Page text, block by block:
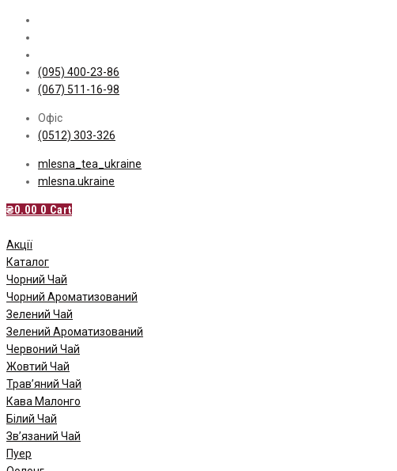
Skip
content
(095) 400-23-86
(067) 511-16-98
Офіс
(0512) 303-326
mlesna_tea_ukraine
mlesna.ukraine
₴0.00 0 Cart
Акції
Каталог
Чорний Чай
Чорний Ароматизований
Зелений Чай
Зелений Ароматизований
Червоний Чай
Жовтий Чай
Трав’яний Чай
Кава Малонго
Білий Чай
Зв’язаний Чай
Пуер